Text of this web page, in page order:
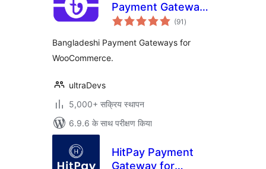
Payment Gateways
– Make Payment
(91 कुल
दर)
Bangladeshi Payment Gateways for
WooCommerce.
ultraDevs
5,000+ सक्रिय स्थापन
6.9.6 के साथ परीक्षण किया
HitPay Payment
Gateway for